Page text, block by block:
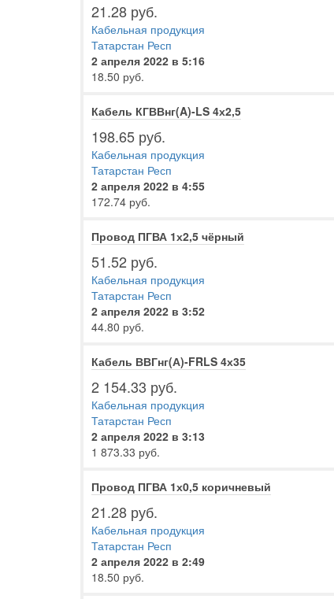
21.28 руб.
Кабельная продукция
Татарстан Респ
2 апреля 2022 в 5:16
18.50 руб.
Кабель КГВВнг(A)-LS 4х2,5
198.65 руб.
Кабельная продукция
Татарстан Респ
2 апреля 2022 в 4:55
172.74 руб.
Провод ПГВА 1х2,5 чёрный
51.52 руб.
Кабельная продукция
Татарстан Респ
2 апреля 2022 в 3:52
44.80 руб.
Кабель ВВГнг(А)-FRLS 4х35
2 154.33 руб.
Кабельная продукция
Татарстан Респ
2 апреля 2022 в 3:13
1 873.33 руб.
Провод ПГВА 1х0,5 коричневый
21.28 руб.
Кабельная продукция
Татарстан Респ
2 апреля 2022 в 2:49
18.50 руб.